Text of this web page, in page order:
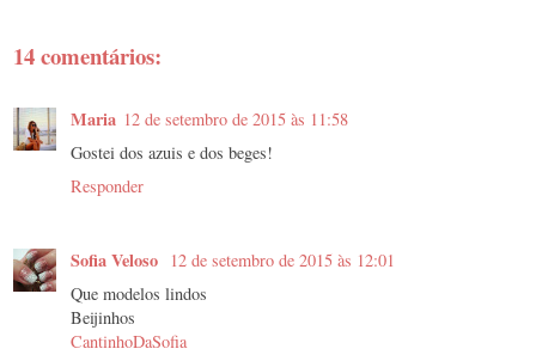
14 comentários:
Maria 12 de setembro de 2015 às 11:58
Gostei dos azuis e dos beges!
Responder
Sofia Veloso
12 de setembro de 2015 às 12:01
Que modelos lindos
Beijinhos
CantinhoDaSofia